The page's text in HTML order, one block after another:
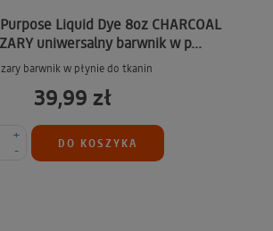
Liquid Dye 8oz CHARCOAL
uniwersalny barwnik w p...
barwnik w płynie do tkanin
39,99 zł
-
+
DO KOSZYKA